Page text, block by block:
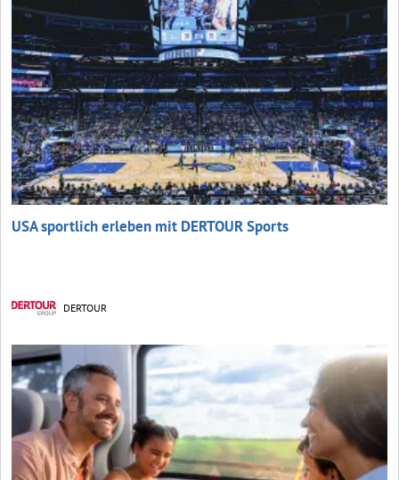
USA sportlich erleben mit DERTOUR Sports
DERTOUR